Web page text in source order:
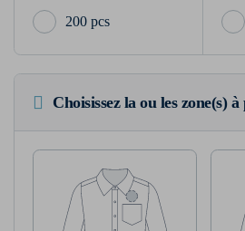
200 pcs
Choisissez la ou les zone(s)